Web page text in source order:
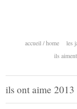
accueil / home les
ils
ils ont aime 2013